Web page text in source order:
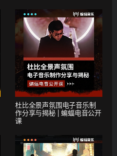
杜比全景声氛围电子音乐制
作分享与揭秘 | 蝙蝠电音公开
课